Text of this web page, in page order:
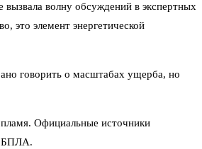
волну обсуждений в экспертных
это элемент энергетической
говорить о масштабах ущерба, но
Официальные источники
БПЛА.